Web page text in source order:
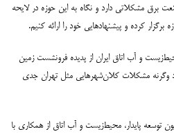
برق مشکلاتی دارد و نگاه به این حوزه در لایحه
کرده و پیشنهادهایی خود را ارائه کنیم.
و آب اتاق ایران از پدیده فرونشست زمین
وگرنه مشکلات کلان‌شهرهایی مثل تهران جدی
توسعه پایدار، محیط‌زیست و آب اتاق از همکاری با